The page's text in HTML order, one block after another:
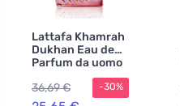
Lattafa Khamrah
Dukhan Eau de
Parfum da uomo
36,69 €
-30%